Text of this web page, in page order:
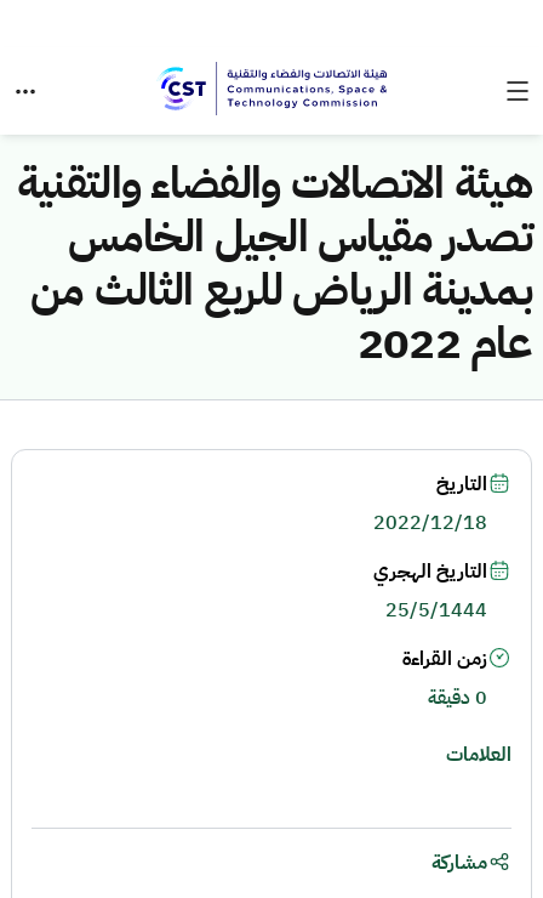
هيئة الاتصالات والفضاء والتقنية
تصدر مقياس الجيل الخامس
بمدينة الرياض للربع الثالث من
عام 2022
التاريخ
2022/12/18
التاريخ الهجري
25/5/1444
زمن القراءة
0 دقيقة
العلامات
مشاركة